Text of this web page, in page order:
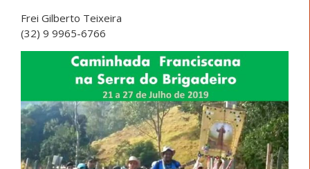
Frei Gilberto Teixeira
(32) 9 9965-6766